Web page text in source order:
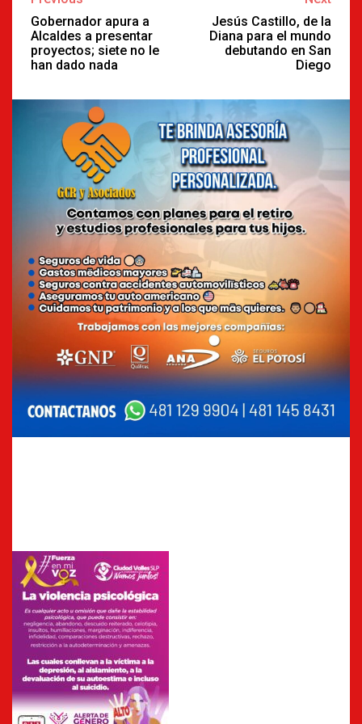
Reading
Gobernador apura a
Alcaldes a presentar
proyectos; siete no le
han dado nada
Jesús Castillo, de la
Diana para el mundo
debutando en San
Diego